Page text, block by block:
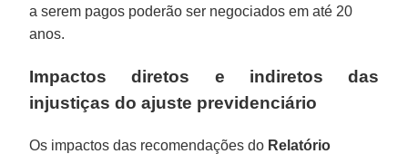
a serem pagos poderão ser negociados em até 20
anos.
Impactos diretos e indiretos das
injustiças do ajuste previdenciário
Os impactos das recomendações do Relatório